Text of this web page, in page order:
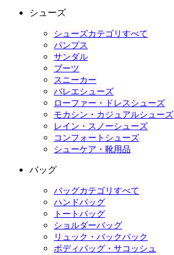
シューズ
シューズカテゴリすべて
パンプス
サンダル
ブーツ
スニーカー
バレエシューズ
ローファー・ドレスシューズ
モカシン・カジュアルシューズ
レイン・スノーシューズ
コンフォートシューズ
シューケア・靴用品
バッグ
バッグカテゴリすべて
ハンドバッグ
トートバッグ
ショルダーバッグ
リュック・バックパック
ボディバッグ・サコッシュ